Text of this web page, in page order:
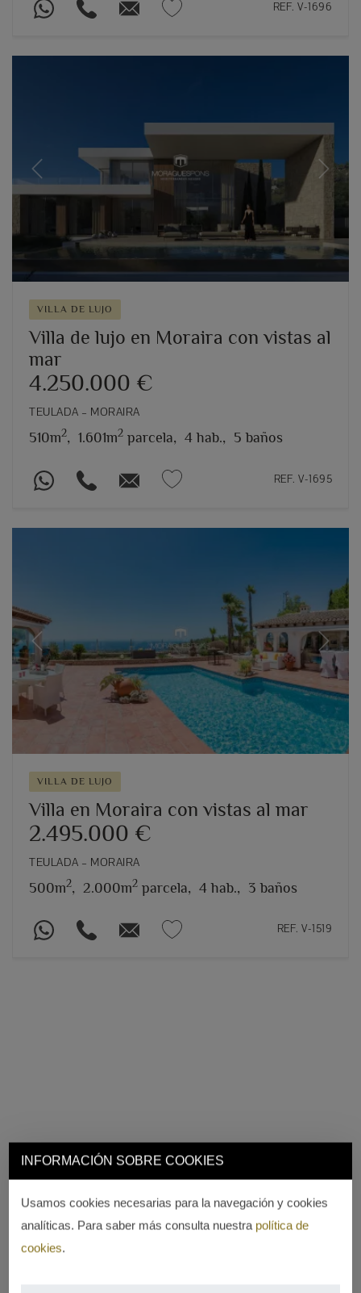
INFORMACIÓN SOBRE COOKIES
Usamos cookies necesarias para la navegación y cookies
analíticas. Para saber más consulta nuestra política de
cookies.
REF. V-1696
Previous Next
VILLA DE LUJO
Villa de lujo en Moraira con vistas al
mar
4.250.000 €
TEULADA – MORAIRA
510m2, 1.601m2 parcela, 4 hab., 5 baños
REF. V-1695
Previous Next
VILLA DE LUJO
Villa en Moraira con vistas al mar
2.495.000 €
TEULADA – MORAIRA
500m2, 2.000m2 parcela, 4 hab., 3 baños
REF. V-1519